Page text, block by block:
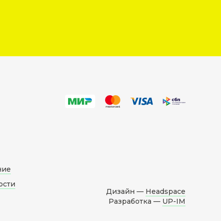
Дизайн — Headspace
Разработка — UP-IM